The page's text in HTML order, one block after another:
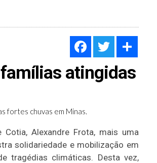
FacebookTwitter
atingidas
fortes chuvas em Minas.
Cotia, Alexandre Frota, mais uma
solidariedade e mobilização em
tragédias climáticas. Desta vez,